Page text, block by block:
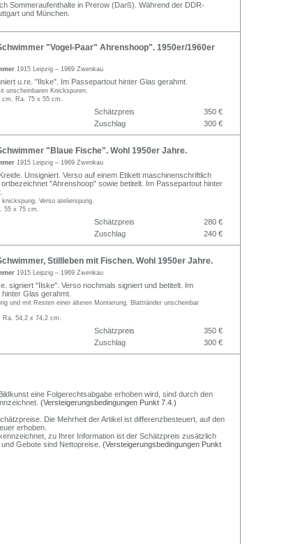
Sommeraufenthalte in Prerow (Darß). Während der DDR-
und München.
"Vogel-Paar" Ahrenshoop". 1950er/1960er
1915 Leipzig – 1969 Zwenkau
u.re. "Ilske". Im Passepartout hinter Glas gerahmt.
unscheinbaren Knickspuren.
cm, Ra. 75 x 55 cm.
Schätzpreis
350 €
Zuschlag
300 €
"Blaue Fische". Wohl 1950er Jahre.
1915 Leipzig – 1969 Zwenkau
Unsigniert. Verso auf einem Etikett maschinenschriftlich
"Ahrenshoop" sowie betitelt. Im Passepartout hinter
Verso atelierspurig.
55 x 75 cm.
Schätzpreis
280 €
Zuschlag
240 €
Stillleben mit Fischen. Wohl 1950er Jahre.
1915 Leipzig – 1969 Zwenkau
signiert "Ilske". Verso nochmals signiert und betitelt. Im
Glas gerahmt.
und mit Resten einer älteren Montierung. Blattränder unscheinbar
54,2 x 74,2 cm.
Schätzpreis
350 €
Zuschlag
300 €
eine Folgerechtsabgabe erhoben wird, sind durch den
(Versteigerungsbedingungen Punkt 7.4.)
Die Mehrheit der Artikel ist differenzbesteuert, auf den
erhoben.
zu Ihrer Information ist der Schätzpreis zusätzlich
Gebote sind Nettopreise. (Versteigerungsbedingungen Punkt